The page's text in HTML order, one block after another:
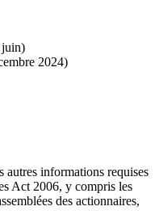
juin)
2024)
autres informations requises
Act 2006, y compris les
des actionnaires,